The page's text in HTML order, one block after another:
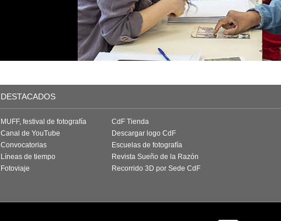
DESTACADOS
MUFF, festival de fotografía
Canal de YouTube
Convocatorias
Líneas de tiempo
Fotoviaje
CdF Tienda
Descargar logo CdF
Escuelas de fotografía
Revista Sueño de la Razón
Recorrido 3D por Sede CdF